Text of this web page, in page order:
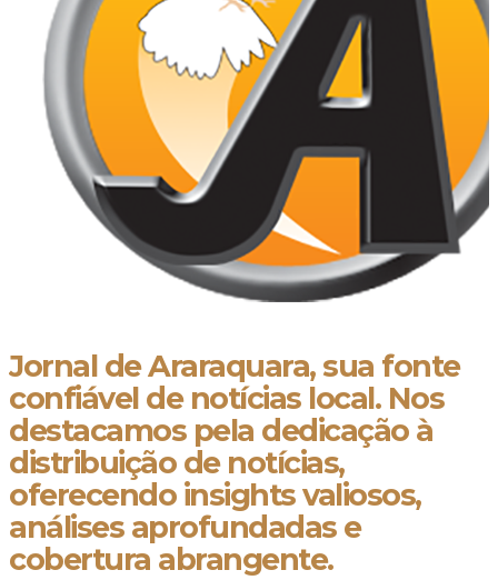
Jornal de Araraquara, sua fonte
confiável de notícias local. Nos
destacamos pela dedicação à
distribuição de notícias,
oferecendo insights valiosos,
análises aprofundadas e
cobertura abrangente.